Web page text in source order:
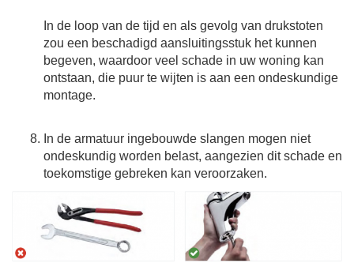
In de loop van de tijd en als gevolg van drukstoten
zou een beschadigd aansluitingsstuk het kunnen
begeven, waardoor veel schade in uw woning kan
ontstaan, die puur te wijten is aan een ondeskundige
montage.
In de armatuur ingebouwde slangen mogen niet
ondeskundig worden belast, aangezien dit schade en
toekomstige gebreken kan veroorzaken.